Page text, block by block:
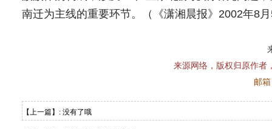
南迁为主线的重要环节。（《潇湘晨报》2002年8
来源网络，版权归原作者
邮
【上一篇】: 没有了哦